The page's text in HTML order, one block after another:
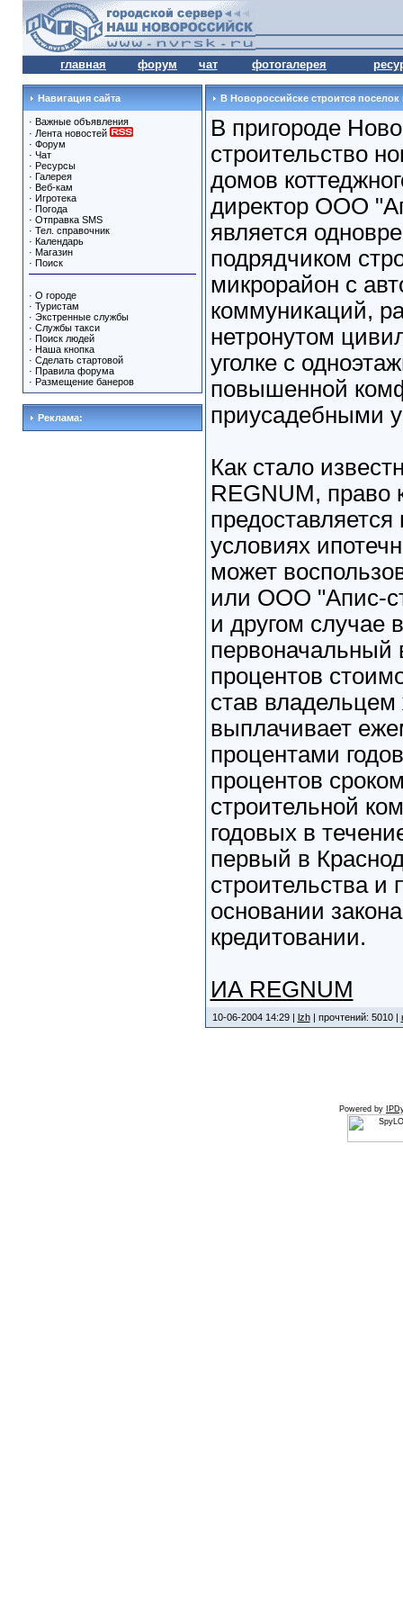
главная форум чат фотогалерея
Навигация сайта
· Важные объявления
· Лента новостей
· Форум
· Чат
· Ресурсы
· Галерея
· Веб-кам
· Игротека
· Погода
· Отправка SMS
· Тел. справочник
· Календарь
· Магазин
· Поиск
· О городе
· Туристам
· Экстренные службы
· Службы такси
· Поиск людей
· Наша кнопка
· Сделать стартовой
· Правила форума
· Размещение банеров
Реклама:
В Новороссийске строится поселок
В пригороде
строительство
домов
директор ООО
является
подрядчиком
микрорайон с
коммуникаций,
нетронутом
уголке с
повышенной
приусадебными
Как стало
REGNUM, право
условиях
может
или ООО "Апис-
и другом случае
первоначальный
процентов
став
выплачивает
процентами
процентов
строительной
годовых в
первый в
строительства
основании
кредитовании.
ИА REGNUM
10-06-2004 14:29 | lzh| прочтений: 5010 |
Powered by